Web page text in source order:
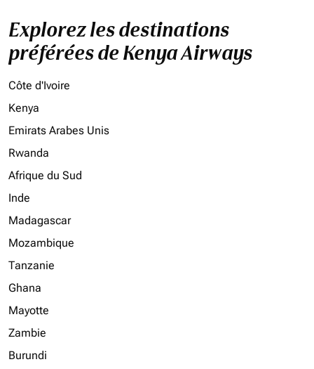
Explorez les destinations
préférées de Kenya Airways
Côte d'Ivoire
Kenya
Emirats Arabes Unis
Rwanda
Afrique du Sud
Inde
Madagascar
Mozambique
Tanzanie
Ghana
Mayotte
Zambie
Burundi